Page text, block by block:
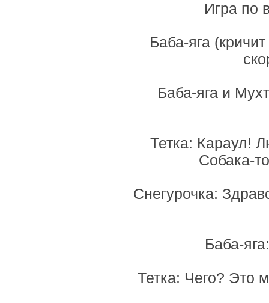
Игра по
Баба-яга
Баба-яга и
Тетка: Караул!
Собака-
Снегурочка:
Баба-
Тетка: Чего? Это